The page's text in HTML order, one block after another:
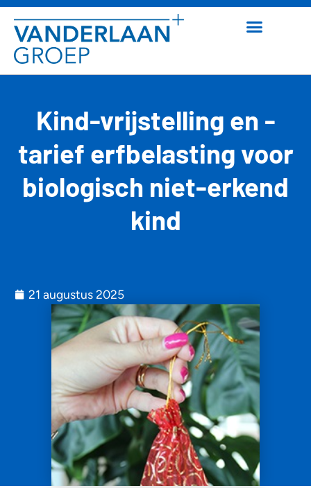
Kind-vrijstelling en -
tarief erfbelasting voor
biologisch niet-erkend
kind
21 augustus 2025